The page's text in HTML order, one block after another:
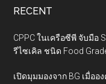
RECENT
CPPC ในเครือซีพี จับมือ
รีไซเคิล ชนิด Food
เปิดมุมมองจาก BG เมื่ออ